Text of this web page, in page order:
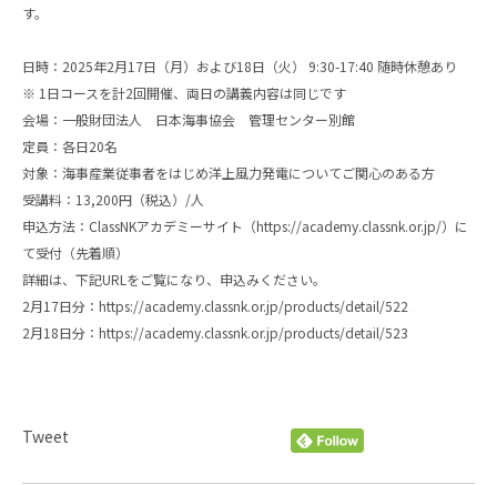
す。
日時：2025年2月17日（月）および18日（火） 9:30-17:40 随時休憩あり
※ 1日コースを計2回開催、両日の講義内容は同じです
会場：一般財団法人 日本海事協会 管理センター別館
定員：各日20名
対象：海事産業従事者をはじめ洋上風力発電についてご関心のある方
受講料：13,200円（税込）/人
申込方法：ClassNKアカデミーサイト（https://academy.classnk.or.jp/）に
て受付（先着順）
詳細は、下記URLをご覧になり、申込みください。
2月17日分： https://academy.classnk.or.jp/products/detail/522
2月18日分： https://academy.classnk.or.jp/products/detail/523
Tweet